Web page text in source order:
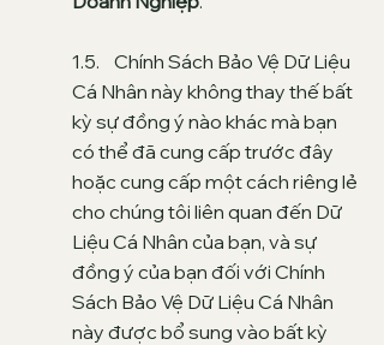
1.5. Chính Sách Bảo Vệ Dữ Liệu
Cá Nhân này không thay thế bất
kỳ sự đồng ý nào khác mà bạn
có thể đã cung cấp trước đây
hoặc cung cấp một cách riêng lẻ
cho chúng tôi liên quan đến Dữ
Liệu Cá Nhân của bạn, và sự
đồng ý của bạn đối với Chính
Sách Bảo Vệ Dữ Liệu Cá Nhân
này được bổ sung vào bất kỳ